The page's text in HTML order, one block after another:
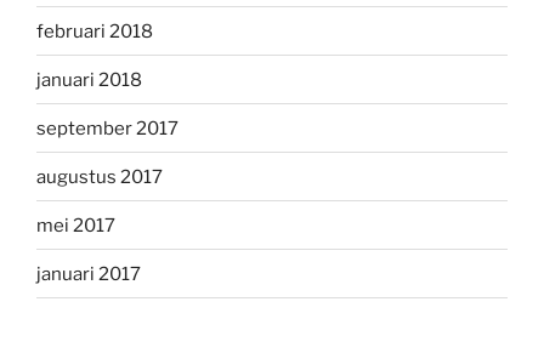
februari 2018
januari 2018
september 2017
augustus 2017
mei 2017
januari 2017